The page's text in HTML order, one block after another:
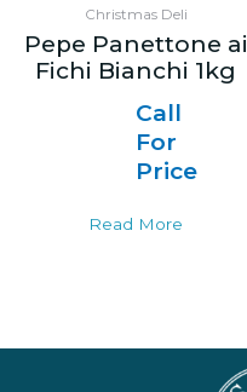
Christmas Deli
Pepe Panettone ai
Fichi Bianchi 1kg
Call
For
Price
Read More